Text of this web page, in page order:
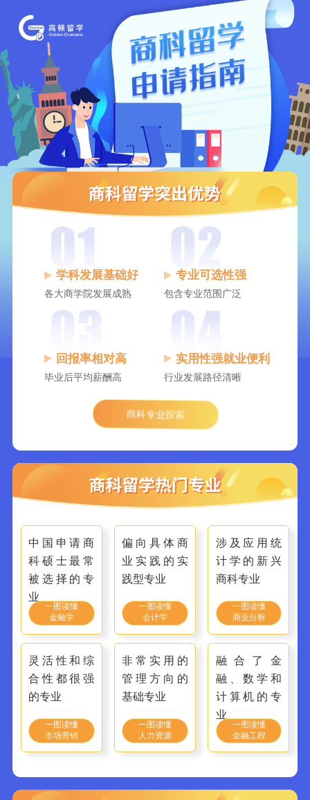
学科发展基础好
各大商学院发展成熟
专业可选性强
包含专业范围广泛
回报率相对高
毕业后平均薪酬高
实用性强就业便利
行业发展路径清晰
商科专业探索
中国申请商
科硕士最常
被选择的专
业
一图读懂
金融学
偏向具体商
业实践的实
践型专业
一图读懂
会计学
涉及应用统
计学的新兴
商科专业
一图读懂
商业分析
灵活性和综
合性都很强
的专业
一图读懂
市场营销
非常实用的
管理方向的
基础专业
一图读懂
人力资源
融合了金
融、数学和
计算机的专
业
一图读懂
金融工程